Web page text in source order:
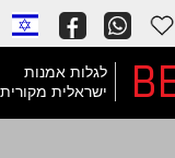
לגלות אמנות
ישראלית מקורית